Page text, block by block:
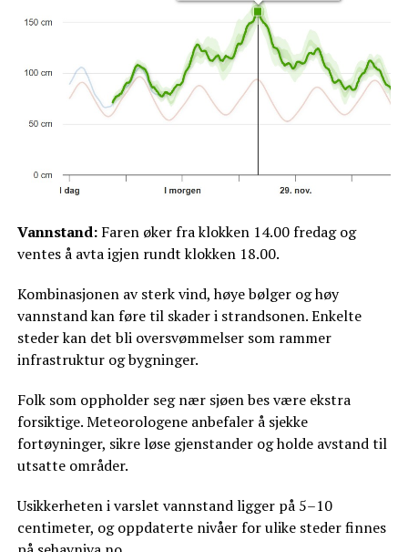
Vannstand:Faren øker fra klokken 14.00 fredag og
ventes å avta igjen rundt klokken 18.00.
Kombinasjonen av sterk vind, høye bølger og høy
vannstand kan føre til skader i strandsonen. Enkelte
steder kan det bli oversvømmelser som rammer
infrastruktur og bygninger.
Folk som oppholder seg nær sjøen bes være ekstra
forsiktige. Meteorologene anbefaler å sjekke
fortøyninger, sikre løse gjenstander og holde avstand til
utsatte områder.
Usikkerheten i varslet vannstand ligger på 5–10
centimeter, og oppdaterte nivåer for ulike steder finnes